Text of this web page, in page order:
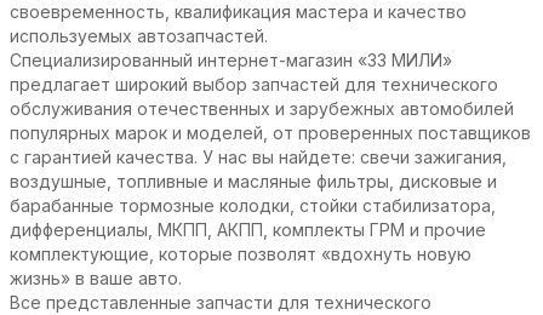
своевременность, квалификация мастера и качество
используемых автозапчастей.
Специализированный интернет-магазин «33 МИЛИ»
предлагает широкий выбор запчастей для технического
обслуживания отечественных и зарубежных автомобилей
популярных марок и моделей, от проверенных поставщиков
с гарантией качества. У нас вы найдете: свечи зажигания,
воздушные, топливные и масляные фильтры, дисковые и
барабанные тормозные колодки, стойки стабилизатора,
дифференциалы, МКПП, АКПП, комплекты ГРМ и прочие
комплектующие, которые позволят «вдохнуть новую
жизнь» в ваше авто.
Все представленные запчасти для технического